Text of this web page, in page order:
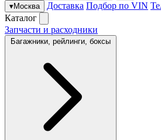
▾Москва Доставка Подбор по VIN
Каталог
Запчасти и расходники
Багажники, рейлинги, боксы